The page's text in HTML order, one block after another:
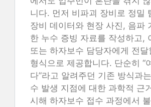
니다. 먼저 비파괴 장비로 정밀
장비 데이터와 현장 사진, 음파
한 누수 증빙 자료를 작성하고,
또는 하자보수 담당자에게 전달
형식으로 제공합니다. 단순히 “
다”라고 알려주던 기존 방식과
수 발생 지점에 대한 과학적 근
시해 하자보수 접수 과정에서